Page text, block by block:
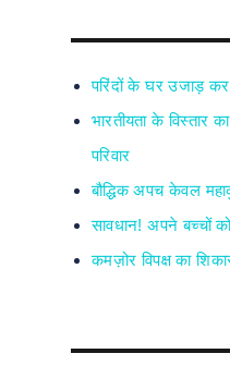
परिंदों के घर उजाड़ कर
भारतीयता के विस्तार
परिवार
बौद्धिक अपच केवल
सावधान! अपने बच्चों
कमज़ोर विपक्ष का